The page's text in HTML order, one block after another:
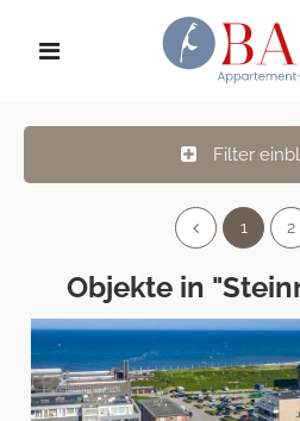
Filter
1 2
Objekte in